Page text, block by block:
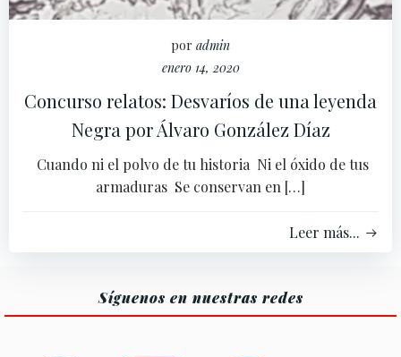
por admin
enero 14, 2020
Concurso relatos: Desvaríos de una leyenda
Negra por Álvaro González Díaz
Cuando ni el polvo de tu historia Ni el óxido de tus
armaduras Se conservan en […]
Leer más...
Síguenos en nuestras redes